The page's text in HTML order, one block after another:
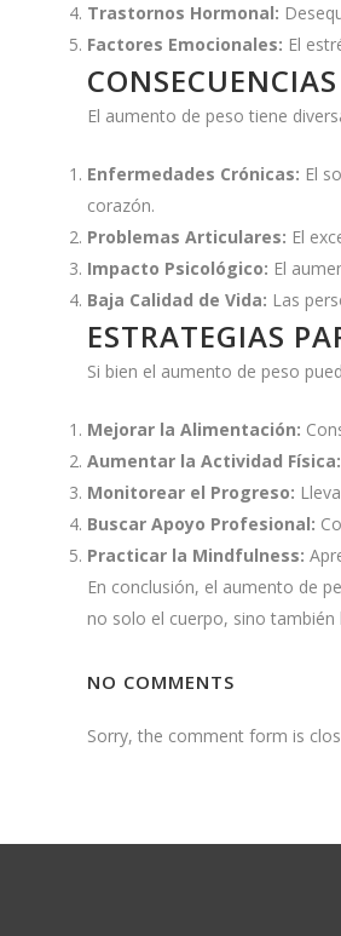
Trastornos Hormonal:
Factores Emocionales: El
El aumento de peso tiene
Enfermedades Crónicas: El
corazón.
Problemas Articulares: El
Impacto Psicológico: El
Baja Calidad de Vida: Las
ESTRATEGIAS
Si bien el aumento de peso
Mejorar la Alimentación:
Aumentar la Actividad Física:
Monitorear el Progreso:
Buscar Apoyo Profesional:
Practicar la Mindfulness:
En conclusión, el aumento de
no solo el cuerpo, sino también
NO COMMENTS
Sorry, the comment form is